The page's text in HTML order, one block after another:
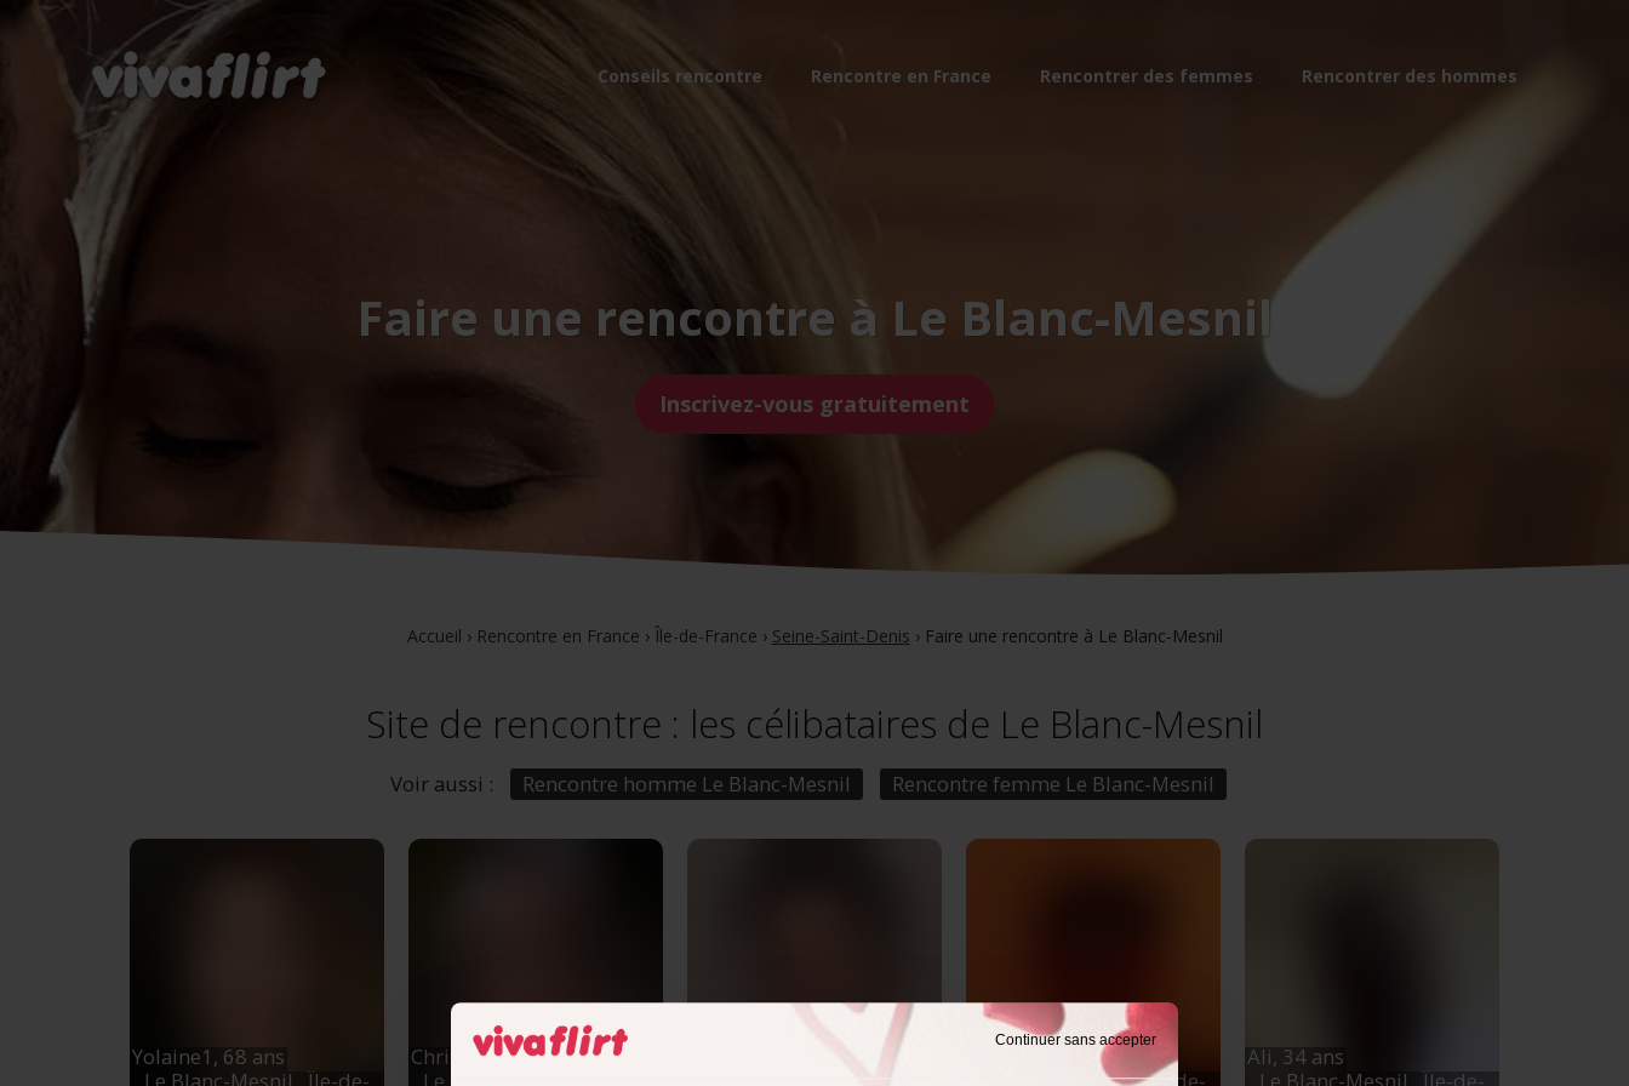
Continuer sans accepter
Conseils rencontre Rencontre en France Rencontrer des femmes Rencontrer des hommes
Faire une rencontre à Le Blanc-Mesnil
Inscrivez-vous gratuitement
Accueil › Rencontre en France › Île-de-France › Seine-Saint-Denis › Faire une rencontre à Le Blanc-Mesnil
Site de rencontre : les célibataires de Le Blanc-Mesnil
Voir aussi : Rencontre homme Le Blanc-Mesnil Rencontre femme Le Blanc-Mesnil
Yolaine1, 68 ans
Le Blanc-Mesnil , Île-de-
Christine,56 ans
Le Blanc-Mesnil
Le Blanc-Mesnil, Île-de-
Ali, 34 ans
Le Blanc-Mesnil , Île-de-